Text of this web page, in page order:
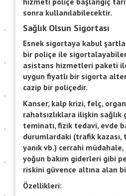
sonra kullanılabilecektir.
Sağlık Olsun Sigortası
Esnek sigortaya kabul
bir poliçe ile
asistans hizmetleri paketi
uygun fiyatlı bir sigorta
cazip bir poliçedir.
Kanser, kalp krizi, felç,
rahatsızlıklara ilişkin
teminatı, fizik tedavi, evde
durumlardaki (trafik kazası,
yanık vb.) cerrahi
yoğun bakım giderleri gibi
riskini güvence altına alan
Özellikleri: